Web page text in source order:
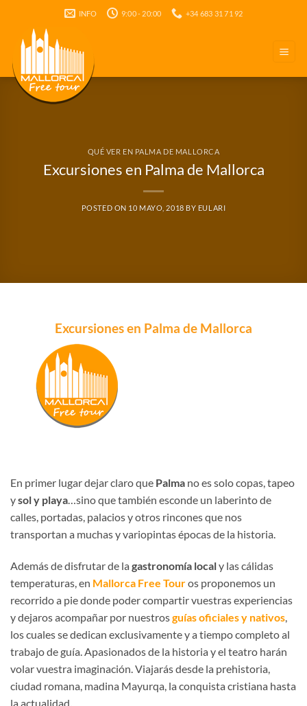
contenido
INFO 9:00 - 20:00 +34 683 31 71 92
QUÉ VER EN PALMA DE MALLORCA
Excursiones en Palma de Mallorca
POSTED ON 10 MAYO, 2018 BY EULARI
Excursiones en Palma de Mallorca
En primer lugar dejar claro que Palma no es solo copas, tapeo
ysol y playa…sino que también esconde un laberinto de
calles, portadas, palacios y otros rincones que nos
transportan a muchas y variopintas épocas de la historia.
Además de disfrutar de la gastronomía localy las cálidas
temperaturas, en Mallorca Free Touros proponemos un
recorrido a pie donde poder compartir vuestras experiencias
y dejaros acompañar por nuestrosguías oficiales y nativos,
los cuales se dedican exclusivamente y a tiempo completo al
trabajo de guía. Apasionados de la historia y el teatro harán
volar vuestra imaginación. Viajarás desde la prehistoria,
ciudad romana, madina Mayurqa, la conquista cristiana hasta
la actualidad.